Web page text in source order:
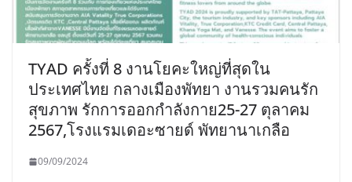
TYAD ครั้งที่ 8 งานโยคะใหญ่ที่สุดใน
ประเทศไทย กลางเมืองพัทยา งานรวมคนรัก
สุขภาพ รักการออกกำลังกาย25-27 ตุลาคม
2567,โรงแรมเดอะซายด์ พัทยานาเกลือ
09/09/2024